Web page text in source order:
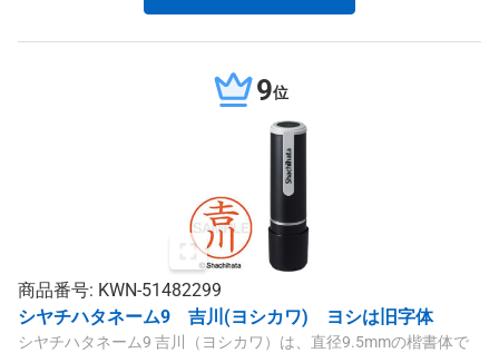
9位
商品番号: KWN-51482299
シヤチハタネーム9 吉川(ヨシカワ) ヨシは旧字体
シヤチハタネーム9 吉川（ヨシカワ）は、直径9.5mmの楷書体で